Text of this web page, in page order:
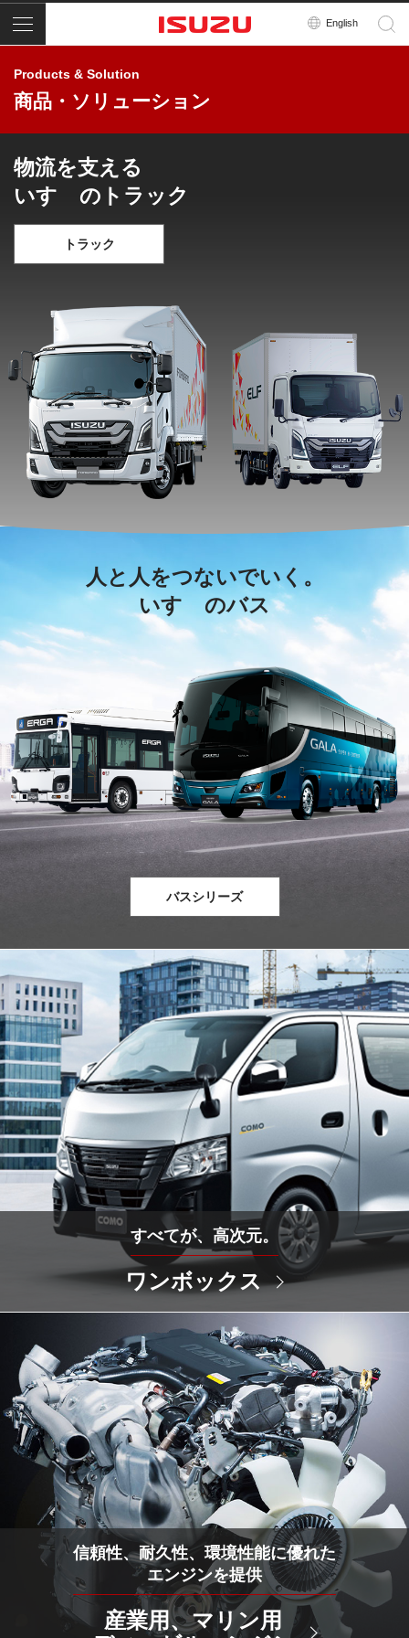
English
Products & Solution
商品・ソリューション
物流を支える
いすゞのトラック
トラック
人と人をつないでいく。
いすゞのバス
バスシリーズ
すべてが、高次元。
ワンボックス
信頼性、耐久性、環境性能に優れた
エンジンを提供
産業用、マリン用